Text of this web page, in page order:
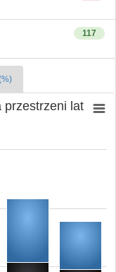
117
przestrzeni lat